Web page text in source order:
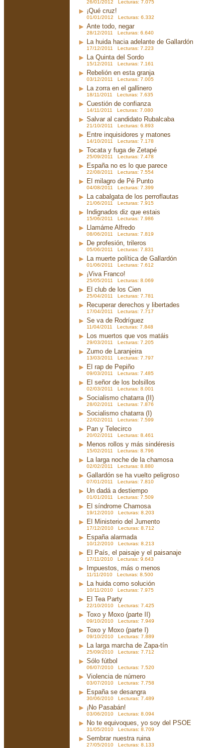
26/01/2012 Lecturas: 7.075
¡Qué cruz!
01/01/2012 Lecturas: 6.332
Ante todo, negar
28/12/2011 Lecturas: 6.640
La huida hacia adelante de Gallardón
17/12/2011 Lecturas: 7.223
La Quinta del Sordo
15/12/2011 Lecturas: 7.161
Rebelión en esta granja
03/12/2011 Lecturas: 7.005
La zorra en el gallinero
18/11/2011 Lecturas: 7.635
Cuestión de confianza
14/11/2011 Lecturas: 7.080
Salvar al candidato Rubalcaba
21/10/2011 Lecturas: 6.893
Entre inquisidores y matones
14/10/2011 Lecturas: 7.178
Tocata y fuga de Zetapé
25/09/2011 Lecturas: 7.478
España no es lo que parece
22/08/2011 Lecturas: 7.554
El milagro de Pé Punto
04/08/2011 Lecturas: 7.399
La cabalgata de los perroflautas
21/06/2011 Lecturas: 7.915
Indignados diz que estais
15/06/2011 Lecturas: 7.986
Llamáme Alfredo
08/06/2011 Lecturas: 7.819
De profesión, trileros
05/06/2011 Lecturas: 7.831
La muerte política de Gallardón
01/06/2011 Lecturas: 7.612
¡Viva Franco!
25/05/2011 Lecturas: 8.069
El club de los Cien
25/04/2011 Lecturas: 7.781
Recuperar derechos y libertades
17/04/2011 Lecturas: 7.717
Se va de Rodríguez
11/04/2011 Lecturas: 7.848
Los muertos que vos matáis
29/03/2011 Lecturas: 7.205
Zumo de Laranjeira
13/03/2011 Lecturas: 7.797
El rap de Pepiño
09/03/2011 Lecturas: 7.485
El señor de los bolsillos
02/03/2011 Lecturas: 8.001
Socialismo chatarra (II)
28/02/2011 Lecturas: 7.876
Socialismo chatarra (I)
22/02/2011 Lecturas: 7.599
Pan y Telecirco
20/02/2011 Lecturas: 8.461
Menos rollos y más sindéresis
15/02/2011 Lecturas: 8.796
La larga noche de la chamosa
02/02/2011 Lecturas: 8.880
Gallardón se ha vuelto peligroso
07/01/2011 Lecturas: 7.810
Un dadá a destiempo
01/01/2011 Lecturas: 7.509
El síndrome Chamosa
19/12/2010 Lecturas: 8.203
El Ministerio del Jumento
17/12/2010 Lecturas: 8.712
España alarmada
10/12/2010 Lecturas: 8.213
El País, el paisaje y el paisanaje
17/11/2010 Lecturas: 9.643
Impuestos, más o menos
11/11/2010 Lecturas: 8.500
La huida como solución
10/11/2010 Lecturas: 7.975
El Tea Party
22/10/2010 Lecturas: 7.425
Toxo y Moxo (parte II)
09/10/2010 Lecturas: 7.949
Toxo y Moxo (parte I)
09/10/2010 Lecturas: 7.889
La larga marcha de Zapa-tín
25/09/2010 Lecturas: 7.712
Sólo fútbol
06/07/2010 Lecturas: 7.520
Violencia de número
03/07/2010 Lecturas: 7.758
España se desangra
30/06/2010 Lecturas: 7.489
¡No Pasabán!
03/06/2010 Lecturas: 8.094
No te equivoques, yo soy del PSOE
31/05/2010 Lecturas: 8.709
Sembrar nuestra ruina
27/05/2010 Lecturas: 8.133